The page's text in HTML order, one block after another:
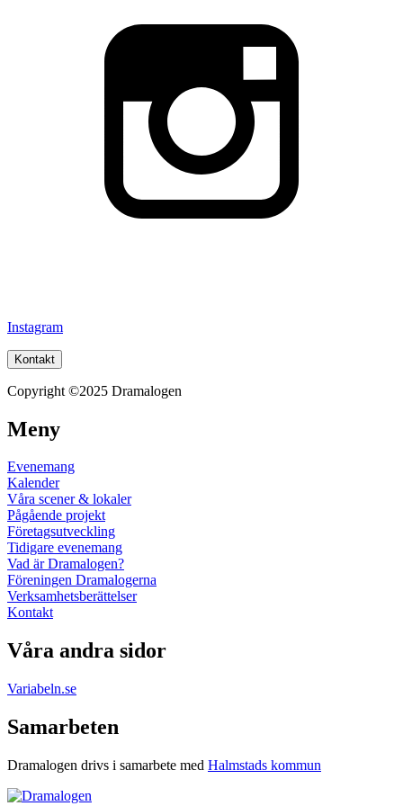
Instagram
Kontakt
Copyright ©2025 Dramalogen
Meny
Evenemang
Kalender
Våra scener & lokaler
Pågående projekt
Företagsutveckling
Tidigare evenemang
Vad är Dramalogen?
Föreningen Dramalogerna
Verksamhetsberättelser
Kontakt
Våra andra sidor
Variabeln.se
Samarbeten
Dramalogen drivs i samarbete med Halmstads kommun